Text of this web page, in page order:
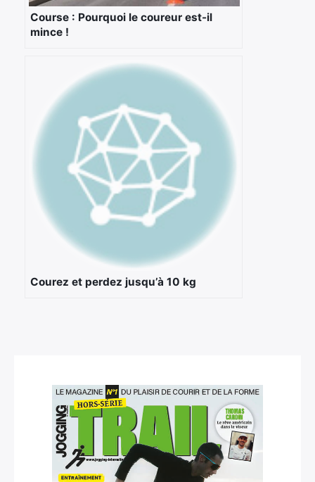
Course : Pourquoi le coureur est-il
mince !
Courez et perdez jusqu’à 10 kg